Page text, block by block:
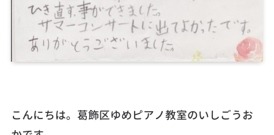
こんにちは。葛飾区ゆめピアノ教室のいしごうお